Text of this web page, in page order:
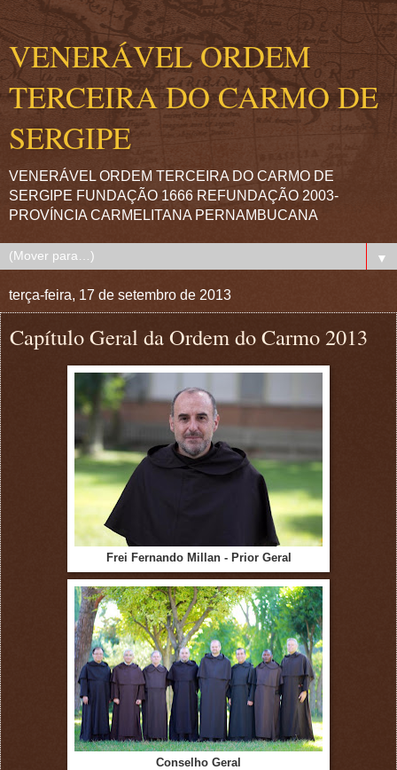
VENERÁVEL ORDEM
TERCEIRA DO CARMO DE
SERGIPE
VENERÁVEL ORDEM TERCEIRA DO CARMO DE
SERGIPE FUNDAÇÃO 1666 REFUNDAÇÃO 2003-
PROVÍNCIA CARMELITANA PERNAMBUCANA
▼
terça-feira, 17 de setembro de 2013
Capítulo Geral da Ordem do Carmo 2013
Frei Fernando Millan - Prior Geral
Conselho Geral